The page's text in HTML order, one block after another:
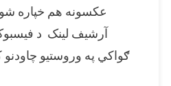
عکسونه هم خپاره
آرشيف لینک د
ګواکي په وروستیو